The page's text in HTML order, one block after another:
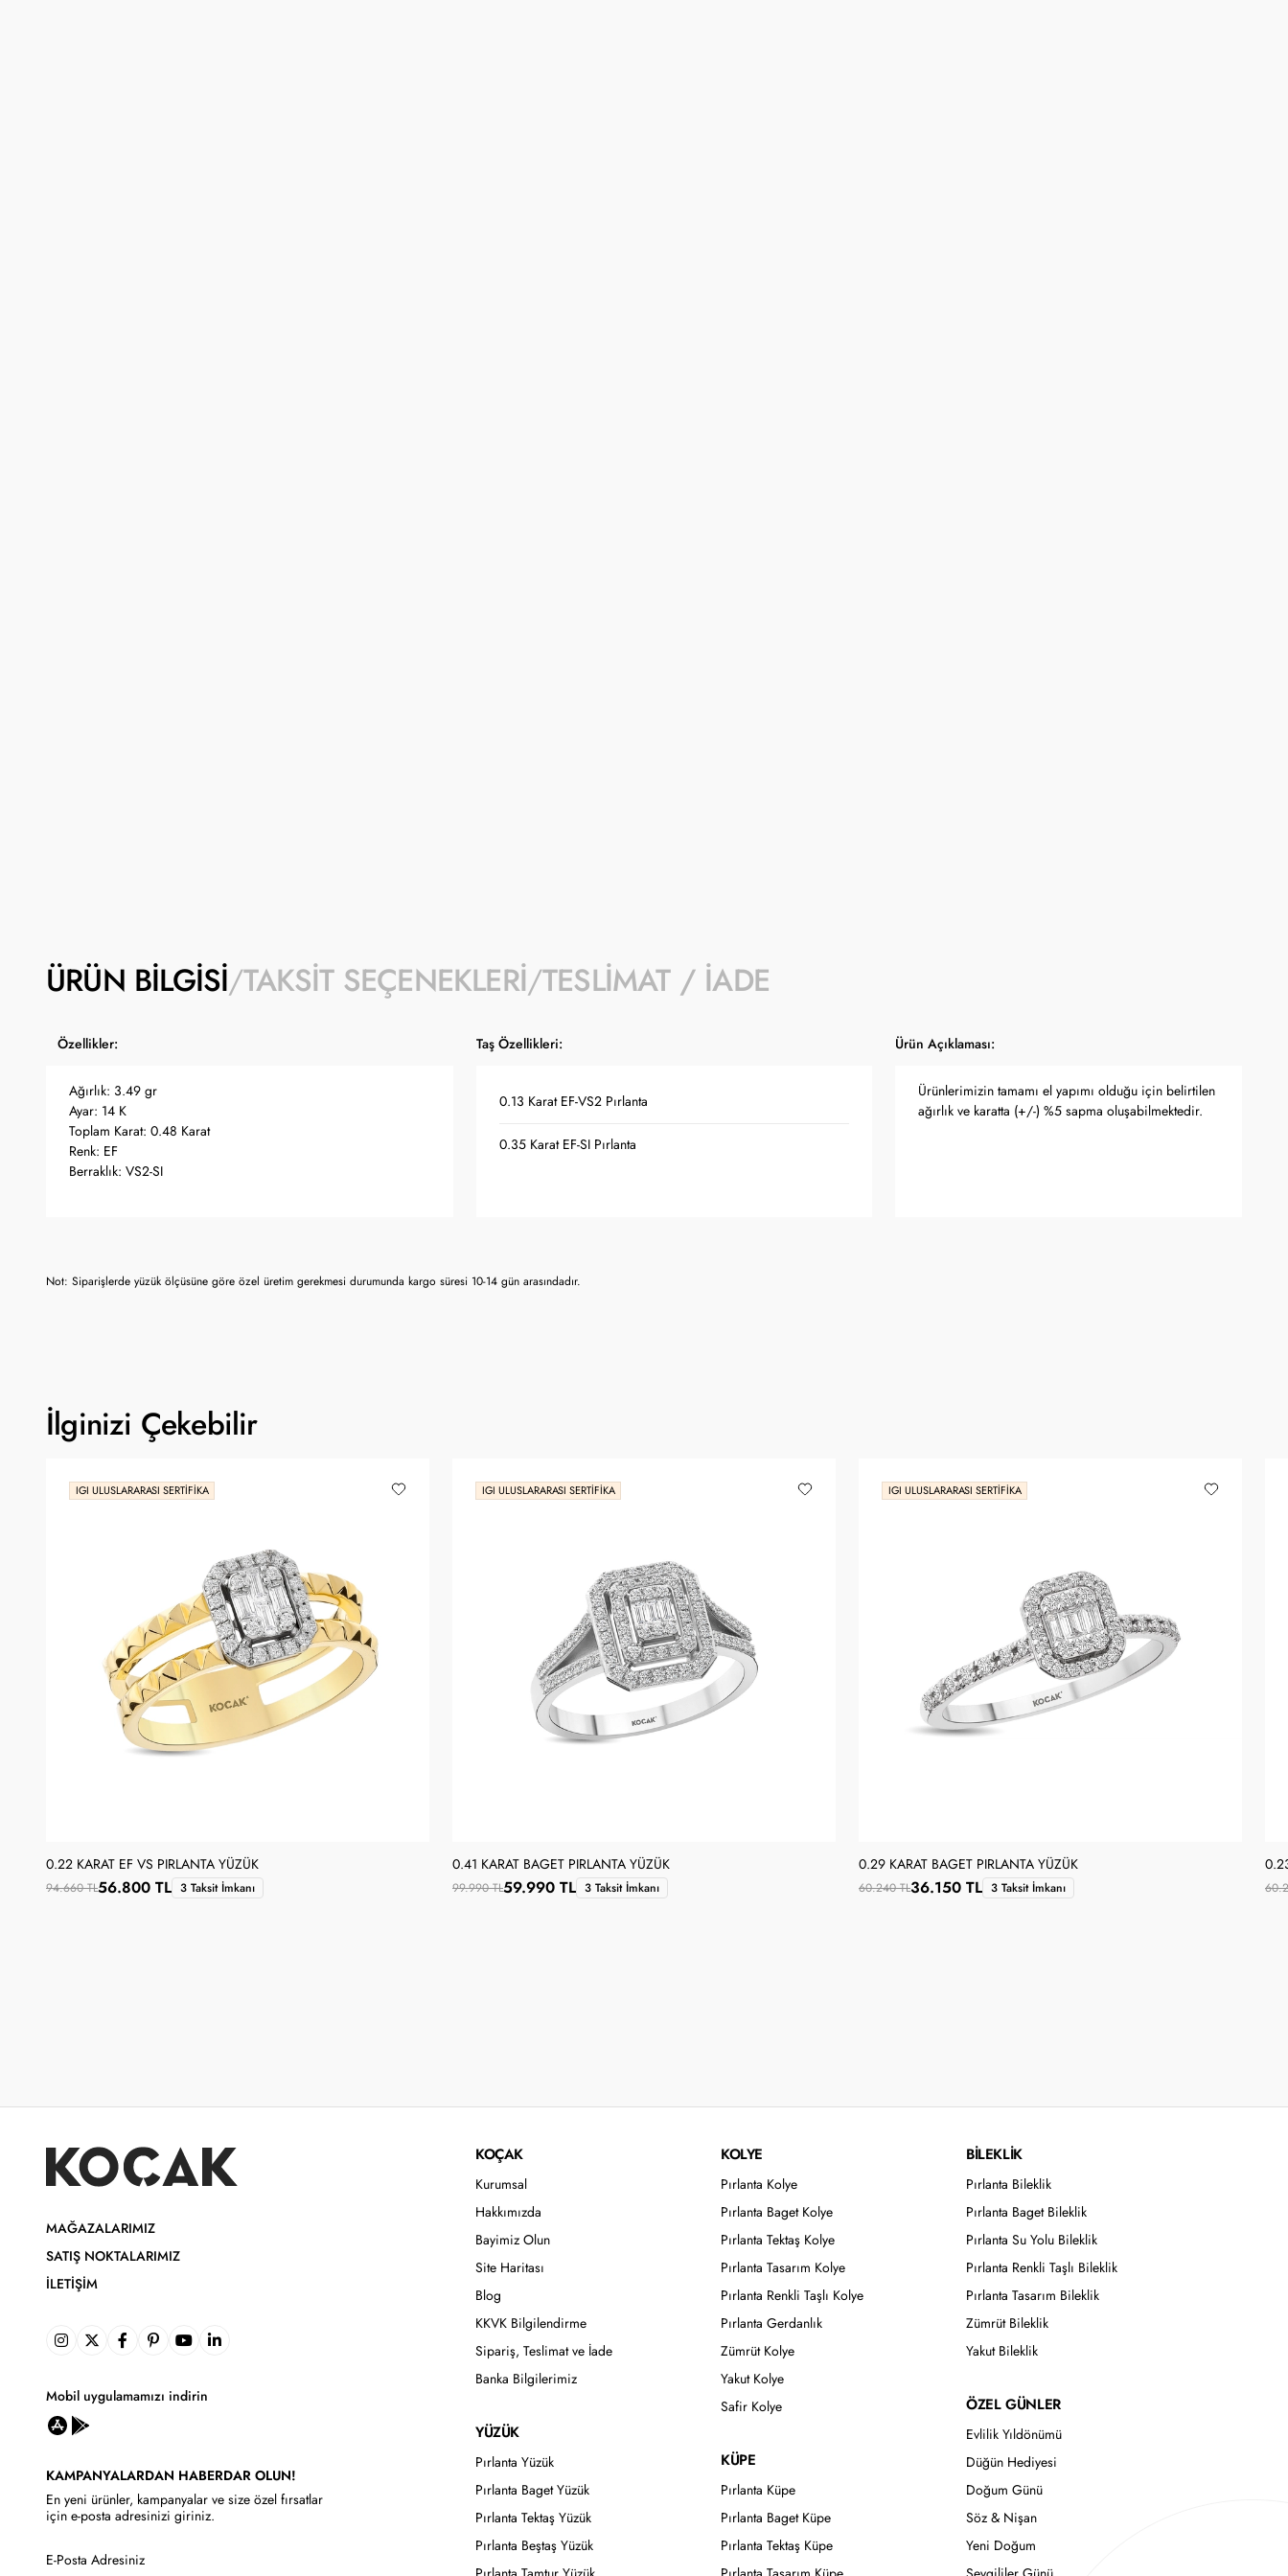
ÜRÜN BILGISI TAKSIT SEÇENEKLERI TESLIMAT / İADE
Özellikler: Taş Özellikleri: Ürün Açıklaması:
Ağırlık: 3.49 gr
Ayar: 14 K
Toplam Karat: 0.48 Karat
Renk: EF
Berraklık: VS2-SI
0.13 Karat EF-VS2 Pırlanta
0.35 Karat EF-SI Pırlanta
Ürünlerimizin tamamı el yapımı olduğu için belirtilen
ağırlık ve karatta (+/-) %5 sapma oluşabilmektedir.
Not: Siparişlerde yüzük ölçüsüne göre özel üretim gerekmesi durumunda kargo süresi 10-14 gün arasındadır.
İlginizi Çekebilir
IGI ULUSLARARASI SERTIFIKA
0.22 KARAT EF VS PIRLANTA YÜZÜK
94.660 TL56.800 TL 3 Taksit İmkanı
IGI ULUSLARARASI SERTIFIKA
0.41 KARAT BAGET PIRLANTA YÜZÜK
99.990 TL59.990 TL 3 Taksit İmkanı
IGI ULUSLARARASI SERTIFIKA
0.29 KARAT BAGET PIRLANTA YÜZÜK
60.240 TL36.150 TL 3 Taksit İmkanı
MAĞAZALARIMIZ
SATIŞ NOKTALARIMIZ
İLETIŞIM
Mobil uygulamamızı indirin
KAMPANYALARDAN HABERDAR OLUN!
En yeni ürünler, kampanyalar ve size özel fırsatlar
için e-posta adresinizi giriniz.
KOÇAK
Kurumsal
Hakkımızda
Bayimiz Olun
Site Haritası
Blog
KKVK Bilgilendirme
Sipariş, Teslimat ve İade
Banka Bilgilerimiz
YÜZÜK
Pırlanta Yüzük
Pırlanta Baget Yüzük
Pırlanta Tektaş Yüzük
Pırlanta Beştaş Yüzük
KOLYE
Pırlanta Kolye
Pırlanta Baget Kolye
Pırlanta Tektaş Kolye
Pırlanta Tasarım Kolye
Pırlanta Renkli Taşlı Kolye
Pırlanta Gerdanlık
Zümrüt Kolye
Yakut Kolye
Safir Kolye
KÜPE
Pırlanta Küpe
Pırlanta Baget Küpe
Pırlanta Tektaş Küpe
BİLEKLİK
Pırlanta Bileklik
Pırlanta Baget Bileklik
Pırlanta Su Yolu Bileklik
Pırlanta Renkli Taşlı Bileklik
Pırlanta Tasarım Bileklik
Zümrüt Bileklik
Yakut Bileklik
ÖZEL GÜNLER
Evlilik Yıldönümü
Düğün Hediyesi
Doğum Günü
Söz & Nişan
Yeni Doğum